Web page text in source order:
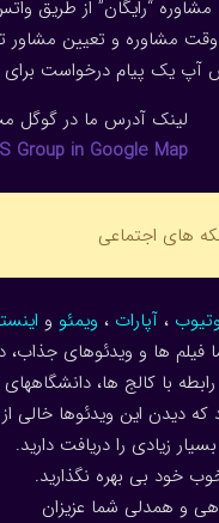
مشاوره “رایگان” از طریق
مشاوره و تعیین مشاور
آپ یک پیام درخواست برای
لینک آدرس ما در گوگل
Group in Google Map
های اجتماعی
، آپارات ، ویمئو و
فیلم ها و ویدئوهای جذاب،
رابطه با کالج ها،
که دیدن این ویدئوها
زیادی را دریافت دارید.
خود بی بهره نگذارید.
و همدلی شما عزیزان